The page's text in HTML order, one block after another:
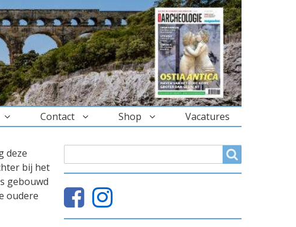
Contact Shop Vacatures
deze
bij het
gebouwd
oudere